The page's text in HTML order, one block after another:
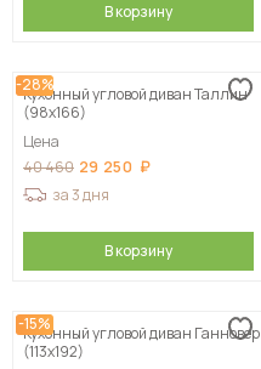
В корзину
-28%
Кухонный угловой диван Таллин
(98х166)
Цена
40 460 29 250
за 3 дня
В корзину
-15%
Кухонный угловой диван Ганновер
(113х192)